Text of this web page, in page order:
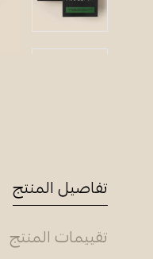
تفاصيل المنتج
تقييمات المنتج